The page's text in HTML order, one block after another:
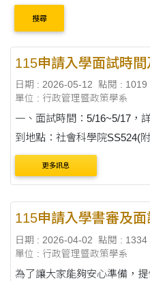
搜尋
115申請入學面試時
日期 : 2026-05-12
點閱 : 1019
單位 : 行政管理暨政策學系
一、面試時間：5/16~5/17，詳細
到地點：社會科學院SS524(
大學社會科學院」 三、攜帶物品：身分證or健保卡(需有照
片)。報到時，查驗身分。若
更多訊息
115申請入學書審及面
日期 : 2026-04-02
點閱 : 1334
單位 : 行政管理暨政策學系
為了讓大家能夠安心準備，